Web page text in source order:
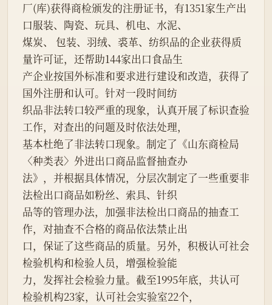
厂(库)获得商检颁发的注册证书，有1351家生产出
口服装、陶瓷、玩具、机电、水泥、
煤炭、 包装、羽绒、裘革、纺织品的企业获得质
量许可证，还帮助144家出口食品生
产企业按国外标准和要求进行建设和改造，获得了
国外注册和认可。针对一段时间纺
织品非法转口较严重的现象，认真开展了标识查验
工作，对查出的问题及时依法处理，
基本杜绝了非法转口现象。制定了《山东商检局
〈种类表〉外进出口商品监督抽查办
法》，并根据具体情况，分层次制定了一些重要非
法检出口商品如粉丝、索具、针织
品等的管理办法，加强非法检出口商品的抽查工
作，对抽查不合格的商品依法禁止出
口，保证了这些商品的质量。另外，积极认可社会
检验机构和检验人员，增强检验能
力，发挥社会检验力量。截至1995年底，共认可
检验机构23家，认可社会实验室22个，